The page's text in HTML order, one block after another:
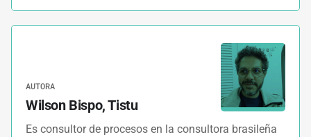
AUTORA
Wilson Bispo, Tistu
Es consultor de procesos en la consultora brasileña